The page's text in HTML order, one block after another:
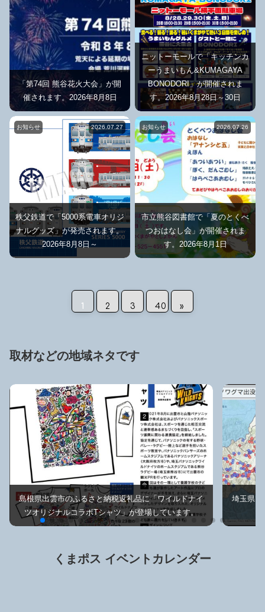
「第74回 熊谷花火大会」が開
催されます。2026年8月8日
ニットーモールで「キッチンカ
ーうまいもん&KUMAGAYA
BONODORI」が開催されま
す。2026年8月28日～30日
お知らせ 2026.07.27
秩父鉄道で「5000系電車オリジ
ナルグッズ」が発売されます。
2026年8月8日～
お知らせ 2026.07.26
市立熊谷図書館で「夏のとくべ
つおはなし会」が開催されま
す。2026年8月1日
1 2 3 40 »
取材などの地域ネタです
島根県出雲市のふるさと納税返礼品に「ワイルドナイ
ツオリジナルコラボTシャツ」が登場しています。
埼玉県で
くまポス イベントカレンダー